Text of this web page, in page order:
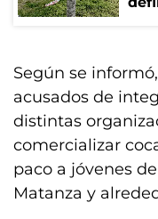
Según se
acusados de
distintas
comercializar
paco a jóvenes
Matanza y